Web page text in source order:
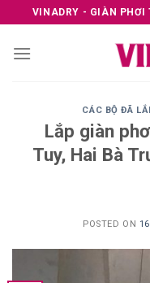
to
content
VINADRY - GIÀN PHƠI
CÁC BỘ ĐÃ
Lắp giàn
Tuy, Hai Bà
POSTED ON